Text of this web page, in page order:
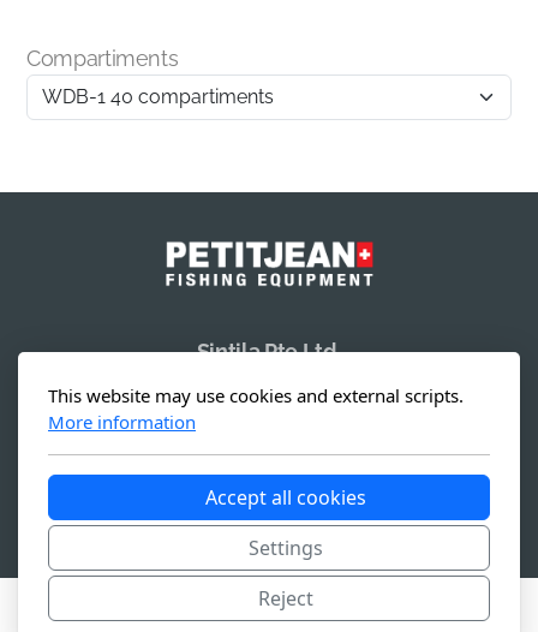
Compartiments
Sintila Pte Ltd.
Singapore 788 713
This website may use cookies and external scripts.
More information
Accept all cookies
Settings
Reject